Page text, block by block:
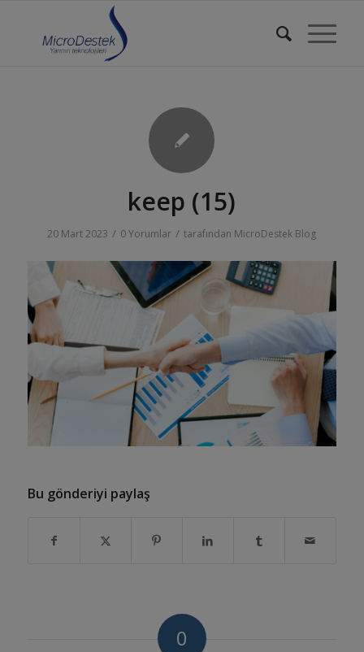
keep (15)
20 Mart 2023 / 0 Yorumlar / tarafından MicroDestek Blog
Bu gönderiyi paylaş
0